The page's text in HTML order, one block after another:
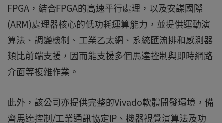
FPGA，結合FPGA的高速平行處理，以及安謀國際
(ARM)處理器核心的低功耗運算能力，並提供運動演
算法、調變機制、工業乙太網、系統匯流排和感測器
類比前端支援，因而能支援多個馬達控制與即時網路
介面等複雜作業。
此外，該公司亦提供完整的Vivado軟體開發環境，備
齊馬達控制/工業通訊協定IP、機器視覺演算法及功